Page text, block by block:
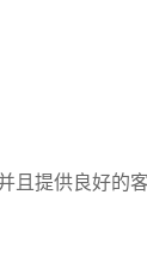
且提供良好的